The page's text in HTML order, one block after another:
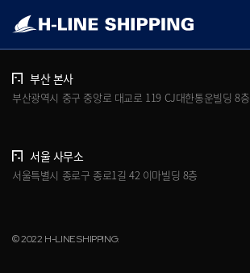
개인정보처리방침 브로슈어 다운로드
부산 본사
부산광역시 중구 중앙로 대교로 119 CJ대한통운빌딩 8층
서울 사무소
서울특별시 종로구 종로1길 42 이마빌딩 8층
© 2022 H-LINE SHIPPING.